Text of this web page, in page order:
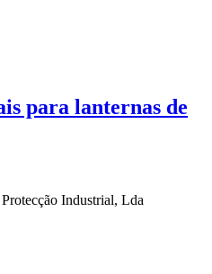
para lanternas de
Industrial, Lda